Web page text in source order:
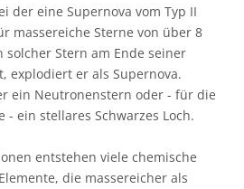
der eine Supernova vom Typ II
massereiche Sterne von über 8
solcher Stern am Ende seiner
explodiert er als Supernova.
ein Neutronenstern oder - für die
- ein stellares Schwarzes Loch.
entstehen viele chemische
die massereicher als